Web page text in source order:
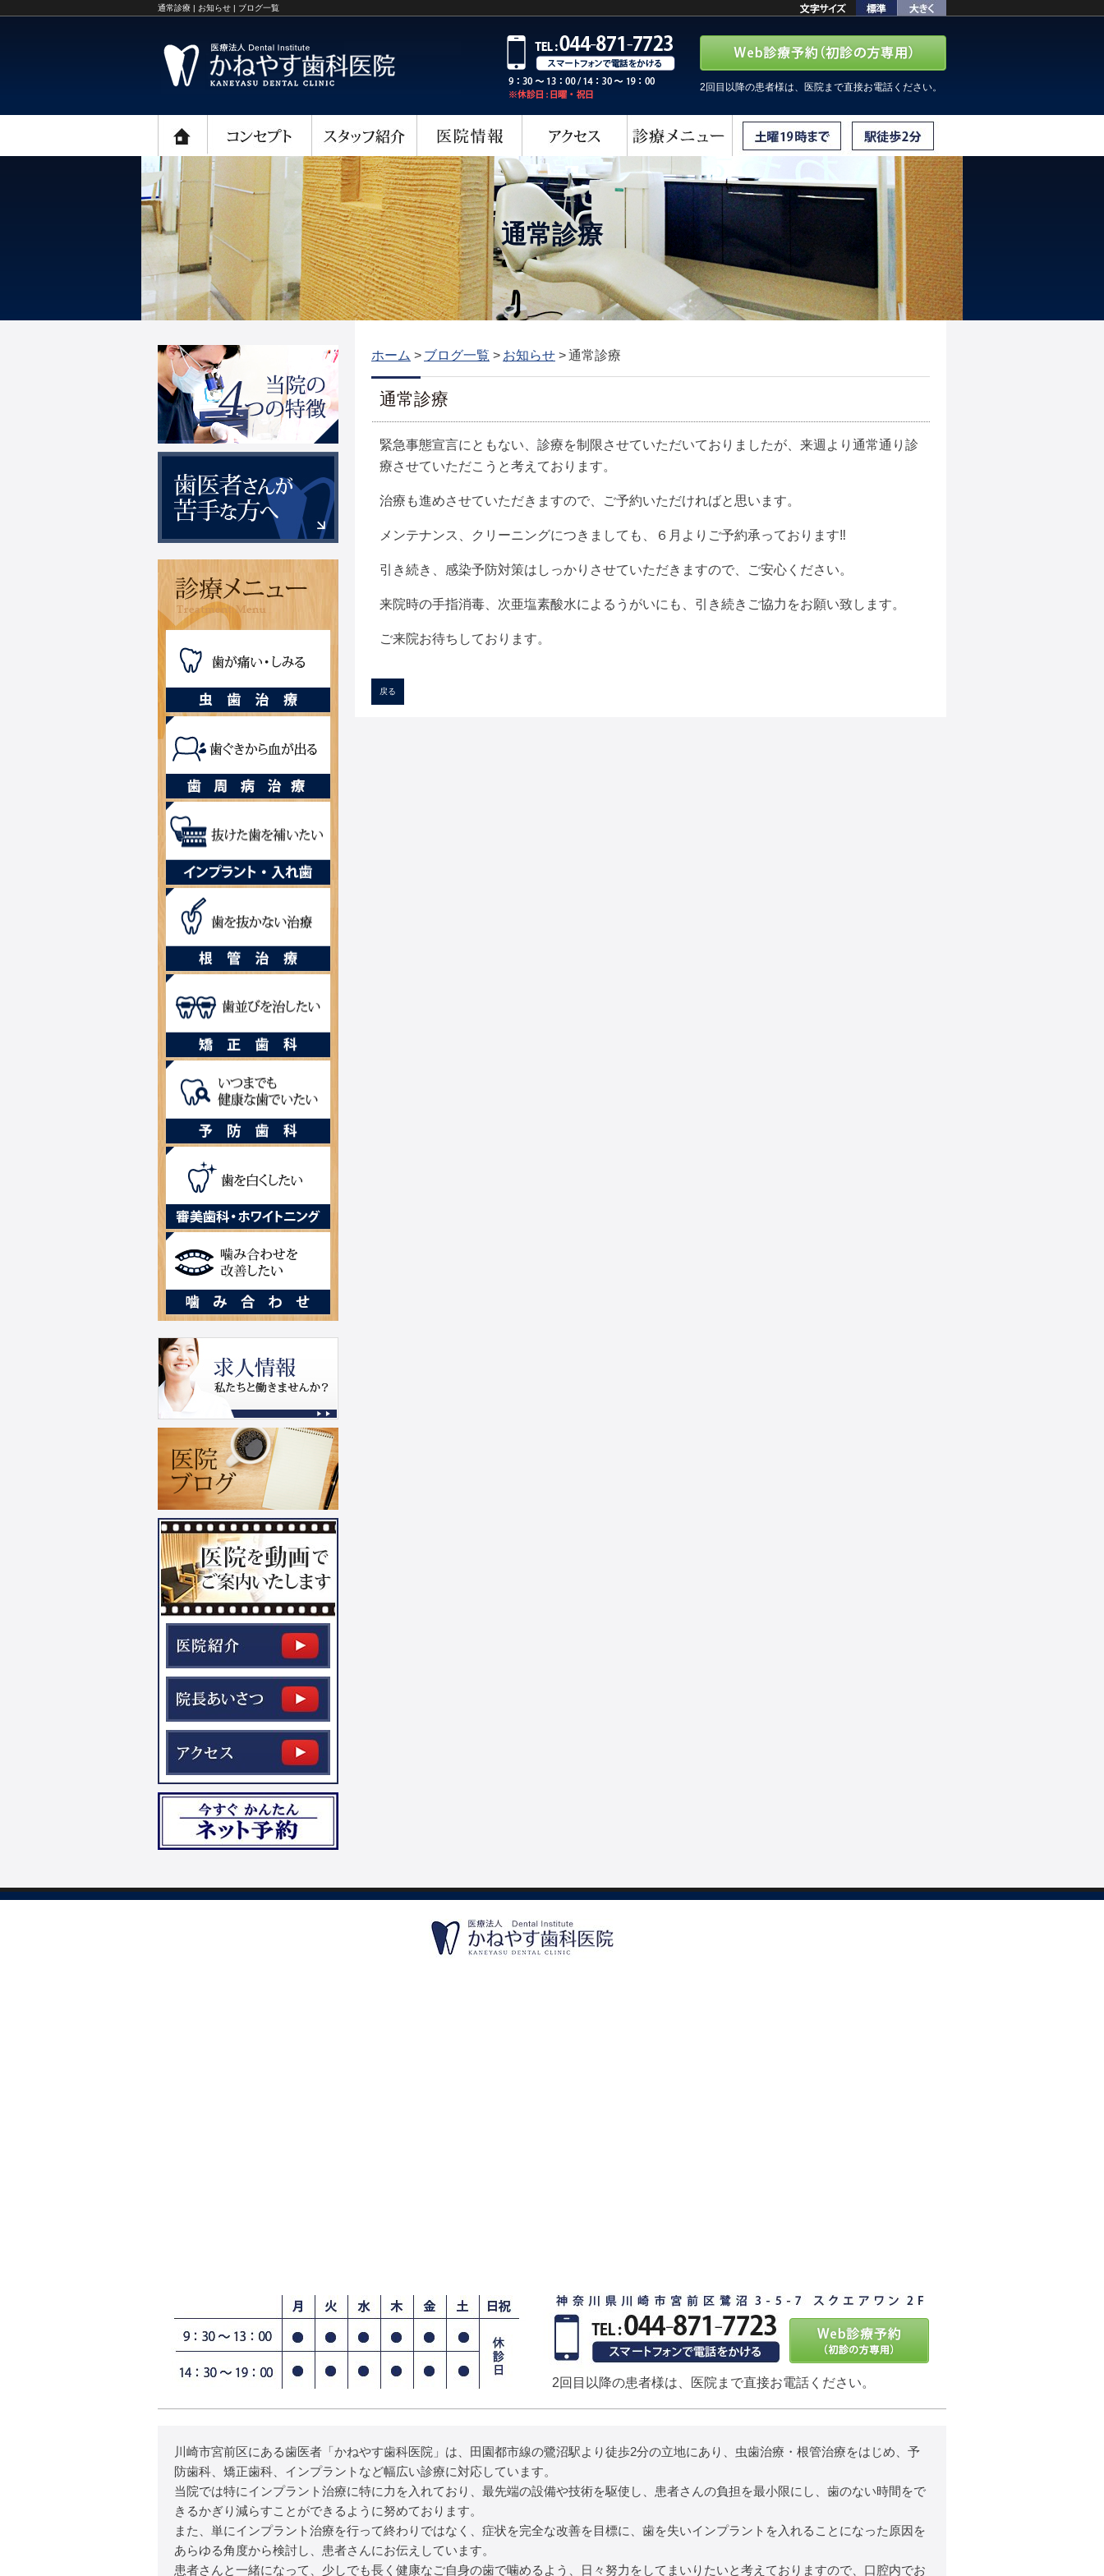
通常診療 | お知らせ | ブログ一覧
2回目以降の患者様は、医院まで直接お電話ください。
通常診療
ホーム > ブログ一覧 > お知らせ >通常診療
通常診療
緊急事態宣言にともない、診療を制限させていただいておりましたが、来週より通常通り診
療させていただこうと考えております。
治療も進めさせていただきますので、ご予約いただければと思います。
メンテナンス、クリーニングにつきましても、６月よりご予約承っております‼︎
引き続き、感染予防対策はしっかりさせていただきますので、ご安心ください。
来院時の手指消毒、次亜塩素酸水によるうがいにも、引き続きご協力をお願い致します。
ご来院お待ちしております。
戻る
2回目以降の患者様は、医院まで直接お電話ください。
川崎市宮前区にある歯医者「かねやす歯科医院」は、田園都市線の鷺沼駅より徒歩2分の立地にあり、虫歯治療・根管治療をはじめ、予
防歯科、矯正歯科、インプラントなど幅広い診療に対応しています。
当院では特にインプラント治療に特に力を入れており、最先端の設備や技術を駆使し、患者さんの負担を最小限にし、歯のない時間をで
きるかぎり減らすことができるように努めております。
また、単にインプラント治療を行って終わりではなく、症状を完全な改善を目標に、歯を失いインプラントを入れることになった原因を
あらゆる角度から検討し、患者さんにお伝えしています。
患者さんと一緒になって、少しでも長く健康なご自身の歯で噛めるよう、日々努力をしてまいりたいと考えておりますので、口腔内でお